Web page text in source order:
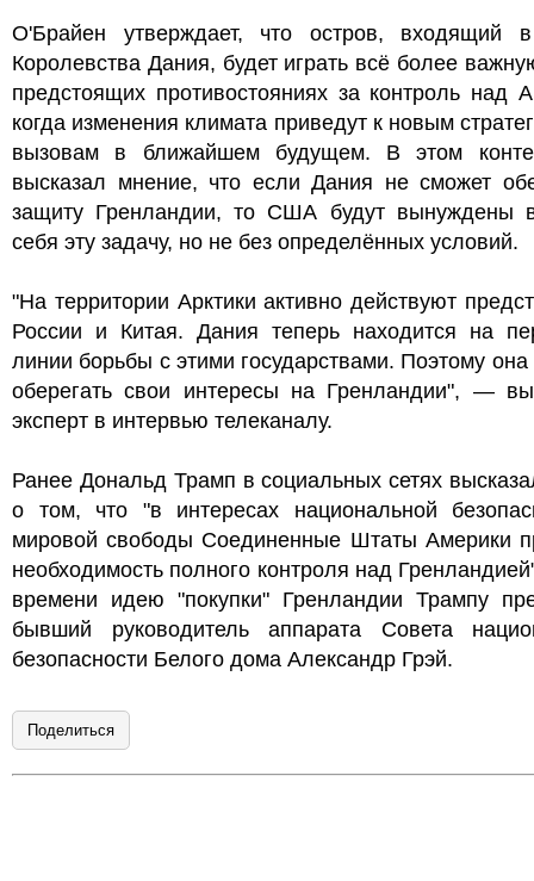
О'Брайен утверждает, что остров, входящий
Королевства Дания, будет играть всё более
предстоящих противостояниях за контроль над
когда изменения климата приведут к новым
вызовам в ближайшем будущем. В этом
высказал мнение, что если Дания не сможет
защиту Гренландии, то США будут вынуждены
себя эту задачу, но не без определённых условий.
"На территории Арктики активно действуют
России и Китая. Дания теперь находится на
линии борьбы с этими государствами. Поэтому она
оберегать свои интересы на Гренландии", —
эксперт в интервью телеканалу.
Ранее Дональд Трамп в социальных сетях
о том, что "в интересах национальной
мировой свободы Соединенные Штаты Америки
необходимость полного контроля над
времени идею "покупки" Гренландии Трампу
бывший руководитель аппарата Совета
безопасности Белого дома Александр Грэй.
Поделиться